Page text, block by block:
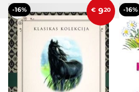
-16% € 920 -16%